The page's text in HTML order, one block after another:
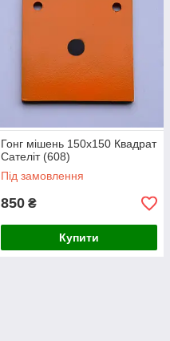
Гонг мішень 150х150 Квадрат
Сателіт (608)
Під замовлення
850 ₴
Купити